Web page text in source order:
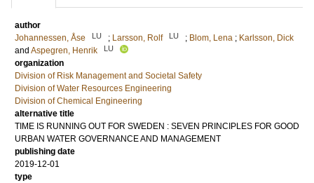
author
Johannessen, Åse
LU ; Larsson, Rolf LU ; Blom, Lena ; Karlsson, Dick
and Aspegren, Henrik LU
organization
Division of Risk Management and Societal Safety
Division of Water Resources Engineering
Division of Chemical Engineering
alternative title
TIME IS RUNNING OUT FOR SWEDEN : SEVEN PRINCIPLES FOR GOOD
URBAN WATER GOVERNANCE AND MANAGEMENT
publishing date
2019-12-01
type